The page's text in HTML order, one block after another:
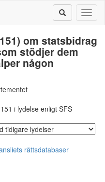
om statsbidrag
stödjer dem
någon
i lydelse enligt SFS
rättsdatabaser